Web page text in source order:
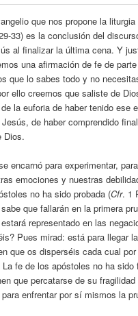
que nos propone la
33) es la conclusión del
al finalizar la última cena. Y
una afirmación de fe de
que lo sabes todo y no
ello creemos que saliste de
la euforia de haber tenido ese
de haber comprendido
Dios.
encarnó para experimentar,
emociones y nuestras
no ha sido probada (Cfr. 1
que fallarán en la primera
representado en las
Pues mirad: está para llegar
que os disperséis cada cual
La fe de los apóstoles no ha sido
que percatarse de su
enfrentar por sí mismos la